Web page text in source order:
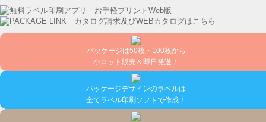
パッケージは50枚・100枚から
小ロット販売＆即日発送！
パッケージデザインのラベルは
全てラベル印刷ソフトで作成！